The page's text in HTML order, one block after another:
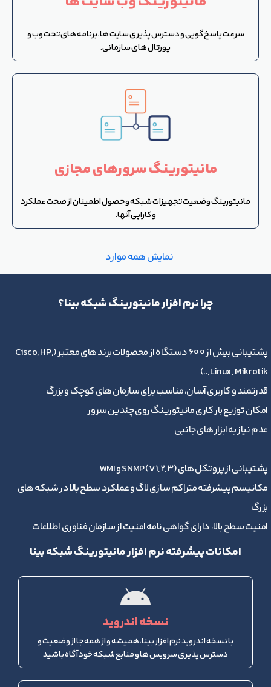
سرعت پاسخ گویی و دسترس پذیری سایت ها، برنامه های تحت وب و
پورتال های سازمانی.
مانیتورینگ سرورهای مجازی
مانیتورینگ وضعیت تجهیزات شبکه و حصول اطمینان از صحت عملکرد
و کارایی آنها.
نمایش همه موارد
چرا نرم افزار مانیتورینگ شبکه بینا؟
پشتیبانی بیش از 600 دستگاه از محصولات برند های معتبر (Cisco, HP,
Linux, Mikrotik,..)
قدرتمند و کاربری آسان، مناسب برای سازمان های کوچک و بزرگ
امکان توزیع بار کاری مانیتورینگ روی چندین سرور
عدم نیاز به ابزار های جانبی
پشتیبانی از پروتکل های SNMP (V1,2,3) و WMI
مکانیسم پیشرفته متراکم سازی لاگ و عملکرد سطح بالا در شبکه های
بزرگ
امنیت سطح بالا، دارای گواهی نامه امنیت از سازمان فناوری اطلاعات
امکانات پیشرفته نرم افزار مانیتورینگ شبکه بینا
نسخه اندروید
با نسخه اندروید نرم افزار بینا، همیشه و از همه جا از وضعیت و
دسترس پذیری سرویس ها و منابع شبکه خود آگاه باشید